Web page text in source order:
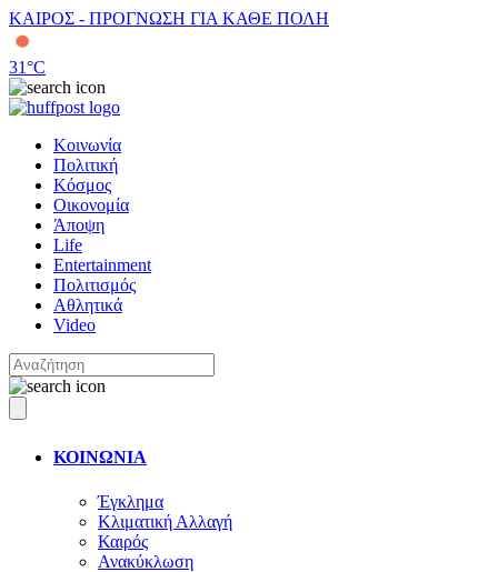
ΚΑΙΡΟΣ - ΠΡΟΓΝΩΣΗ ΓΙΑ ΚΑΘΕ ΠΟΛΗ
31°C
Κοινωνία
Πολιτική
Κόσμος
Οικονομία
Άποψη
Life
Entertainment
Πολιτισμός
Αθλητικά
Video
ΚΟΙΝΩΝΙΑ
Έγκλημα
Κλιματική Αλλαγή
Καιρός
Ανακύκλωση